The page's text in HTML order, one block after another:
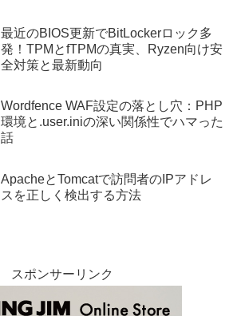
最近のBIOS更新でBitLockerロック多
発！TPMとfTPMの真実、Ryzen向け安
全対策と最新動向
Wordfence WAF設定の落とし穴：PHP
環境と.user.iniの深い関係性でハマった
話
ApacheとTomcatで訪問者のIPアドレ
スを正しく検出する方法
スポンサーリンク